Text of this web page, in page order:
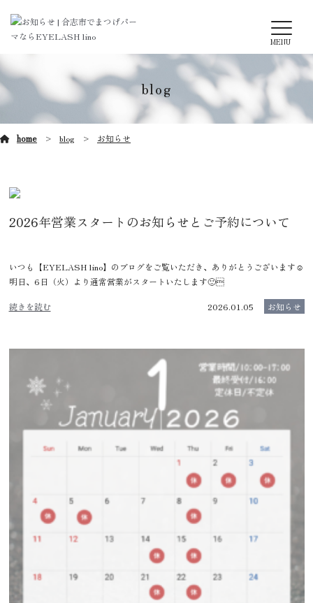
MENU
blog
home blog お知らせ
2026年営業スタートのお知らせとご予約について
いつも【EYELASH lino】のブログをご覧いただき、ありがとうございます☺️
明日、6日（火）より通常営業がスタートいたします🙂‍
続きを読む 2026.01.05 お知らせ